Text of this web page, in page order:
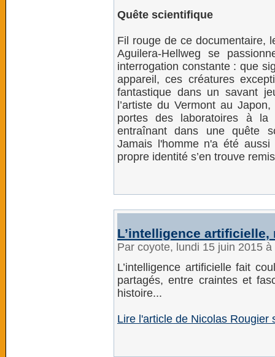
Quête scientifique
Fil rouge de ce documentaire,
Aguilera-Hellweg se
interrogation constante : que
appareil, ces créatures
fantastique dans un savant
l’artiste du Vermont au
portes des laboratoires à
entraînant dans une quête
Jamais l'homme n'a été
propre identité s’en trouve
L’intelligence
Par coyote, lundi 15 juin 2015
L’intelligence artificielle fait
partagés, entre craintes et
histoire...
Lire l'article de Nicolas Rougier